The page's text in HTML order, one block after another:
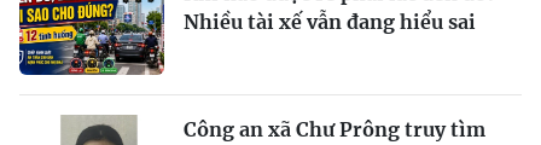
Nhiều tài xế vẫn đang hiểu sai
Công an xã Chư Prông truy tìm